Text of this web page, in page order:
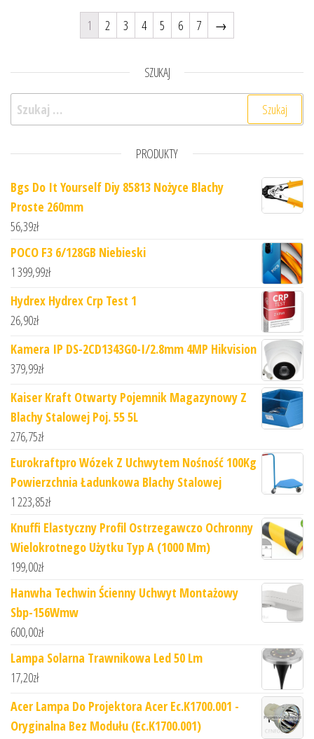
1 2 3 4 5 6 7 →
SZUKAJ
Szukaj:
PRODUKTY
Bgs Do It Yourself Diy 85813 Nożyce Blachy
Proste 260mm
56,39zł
POCO F3 6/128GB Niebieski
1 399,99zł
Hydrex Hydrex Crp Test 1
26,90zł
Kamera IP DS-2CD1343G0-I/2.8mm 4MP Hikvision
379,99zł
Kaiser Kraft Otwarty Pojemnik Magazynowy Z
Blachy Stalowej Poj. 55 5L
276,75zł
Eurokraftpro Wózek Z Uchwytem Nośność 100Kg
Powierzchnia Ładunkowa Blachy Stalowej
1 223,85zł
Knuffi Elastyczny Profil Ostrzegawczo Ochronny
Wielokrotnego Użytku Typ A (1000 Mm)
199,00zł
Hanwha Techwin Ścienny Uchwyt Montażowy
Sbp-156Wmw
600,00zł
Lampa Solarna Trawnikowa Led 50 Lm
17,20zł
Acer Lampa Do Projektora Acer Ec.K1700.001 -
Oryginalna Bez Modułu (Ec.K1700.001)